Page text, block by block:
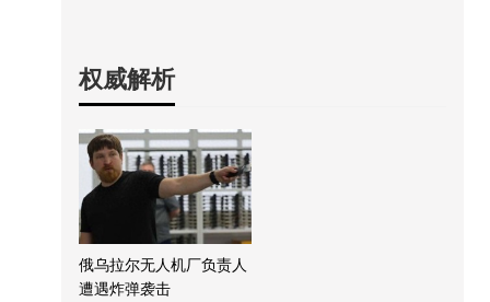
权威解析
俄乌拉尔无人机厂负责人
遭遇炸弹袭击